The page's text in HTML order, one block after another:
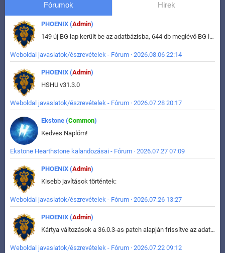
Fórumok Hirek
PHOENIX (Admin)
149 új BG lap került be az adatbázisba, 644 db meglévő BG lap módosult, bekerültek az új képek a megváltozott lapokhoz is.
Weboldal javaslatok/észrevételek - Fórum · 2026.08.06 22:14
PHOENIX (Admin)
HSHU v31.3.0
Weboldal javaslatok/észrevételek - Fórum · 2026.07.28 20:17
Ekstone (Common)
Kedves Naplóm!
Ekstone Hearthstone kalandozásai - Fórum · 2026.07.27 07:09
PHOENIX (Admin)
Kisebb javítások történtek:
Weboldal javaslatok/észrevételek - Fórum · 2026.07.26 13:27
PHOENIX (Admin)
Kártya változások a 36.0.3-as patch alapján frissítve az adatbázisban (képek is cserélve).
Weboldal javaslatok/észrevételek - Fórum · 2026.07.22 09:12